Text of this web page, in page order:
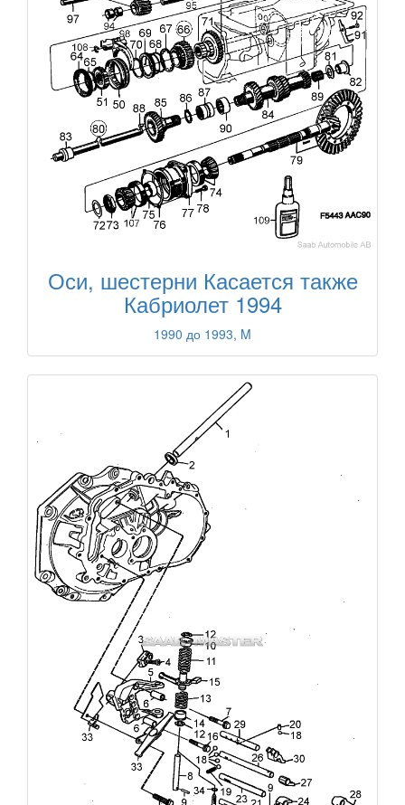
Оси, шестерни Касается также
Кабриолет 1994
1990 до 1993, M